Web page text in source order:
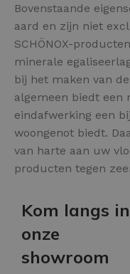
Bovenstaande
aard en zijn niet
SCHÖNOX-
minerale
bij het maken van
algemeen biedt een
eindafwerking een
woongenot biedt.
van harte aan uw
producten tegen
Kom langs in
onze
showroom